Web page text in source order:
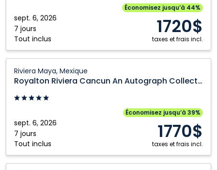
sept. 6, 2026
7 jours
Tout inclus
Économisez jusqu’à 44%
1720$
taxes et frais incl.
Collection
All
Inclusive
Resort
Casino:
Riviera
Maya,
Riviera Maya, Mexique
Royalton Riviera Cancun An Autograph Collection All Inclusive Resort and Casino
sept. 6, 2026
7 jours
Tout inclus
Économisez jusqu’à 39%
1770$
taxes et frais incl.
Riviera
Cancun
An
Collection
All
Inclusive
Resort